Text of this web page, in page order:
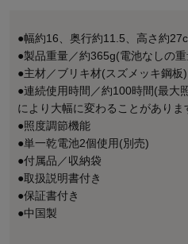
●幅約16、奥行約11.5、高さ約
●製品重量／約365g(電池なしの
●主材／ブリキ材(スズメッキ鋼板
●連続使用時間／約100時間(最
により大幅に変わることがありま
●照度調節機能
●単一乾電池2個使用(別売)
●付属品／収納袋
●取扱説明書付き
●保証書付き
●中国製